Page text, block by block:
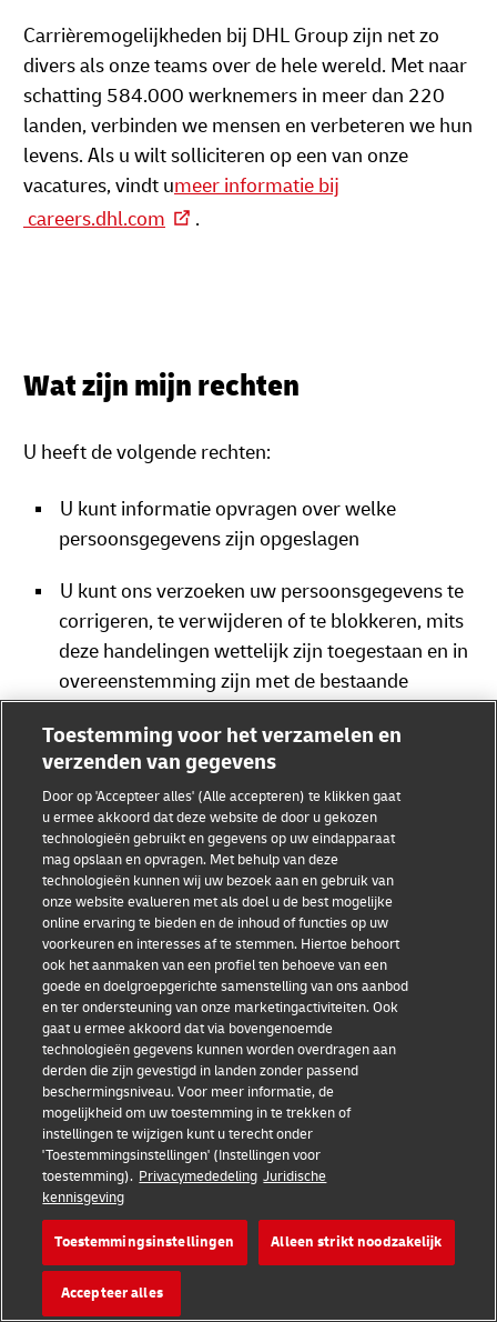
Carrièremogelijkheden bij DHL Group zijn net zo
divers als onze teams over de hele wereld. Met naar
schatting 584.000 werknemers in meer dan 220
landen, verbinden we mensen en verbeteren we hun
levens. Als u wilt solliciteren op een van onze
vacatures, vindt umeer informatie bij
careers.dhl.com
.
Wat zijn mijn rechten
U heeft de volgende rechten:
U kunt informatie opvragen over welke
persoonsgegevens zijn opgeslagen
U kunt ons verzoeken uw persoonsgegevens te
corrigeren, te verwijderen of te blokkeren, mits
deze handelingen wettelijk zijn toegestaan en in
overeenstemming zijn met de bestaande
U kunt vragen om de door u verstrekte
persoonsgegevens in een gestructureerd,
algemeen gebruikt en machinaal leesbaar
formaat te ontvangen.
U kunt een klacht indienen bij de
toezichthoudende autoriteit.
Uw autoriteit voor gegevensbescherming zoeken
Recht om informatie te verkrijgen
U kunt uw informatie verkrijgen door hier contact
op te nemen met de afdeling
Gegevensbescherming:Gegevensbescherming DHL
Recht om bezwaar te maken
Toestemming voor het verzamelen en
verzenden van gegevens
Door op 'Accepteer alles' (Alle accepteren) te klikken gaat
u ermee akkoord dat deze website de door u gekozen
technologieën gebruikt en gegevens op uw eindapparaat
mag opslaan en opvragen. Met behulp van deze
technologieën kunnen wij uw bezoek aan en gebruik van
onze website evalueren met als doel u de best mogelijke
online ervaring te bieden en de inhoud of functies op uw
voorkeuren en interesses af te stemmen. Hiertoe behoort
ook het aanmaken van een profiel ten behoeve van een
goede en doelgroepgerichte samenstelling van ons aanbod
en ter ondersteuning van onze marketingactiviteiten. Ook
gaat u ermee akkoord dat via bovengenoemde
technologieën gegevens kunnen worden overdragen aan
derden die zijn gevestigd in landen zonder passend
beschermingsniveau. Voor meer informatie, de
mogelijkheid om uw toestemming in te trekken of
instellingen te wijzigen kunt u terecht onder
'Toestemmingsinstellingen' (Instellingen voor
toestemming). Privacymededeling Juridische
kennisgeving
Toestemmingsinstellingen Alleen strikt noodzakelijk
Accepteer alles